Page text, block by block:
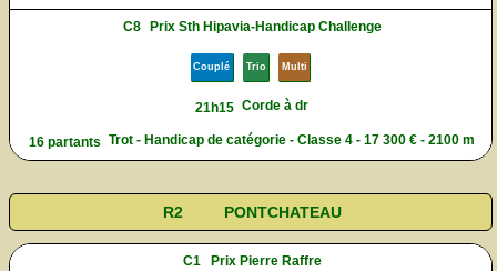
C8 Prix Sth Hipavia-Handicap Challenge
Couplé Trio Multi
21h15 Corde à dr
16 partants Trot - Handicap de catégorie - Classe 4 - 17 300 € - 2100 m
R2 PONTCHATEAU
C1 Prix Pierre Raffre